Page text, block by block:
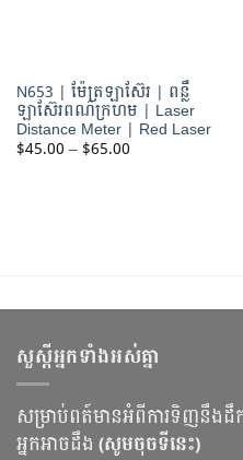
N653 | ម៉ែត្រឡាស៊ែរ | ពន្លឺ
ឡាស៊ែរពណ៌ក្រហម | Laser
Distance Meter | Red Laser
$45.00 –$65.00Price
range:
សួស្ដីអ្នកទាំងអស់គ្នា
សម្រាប់ពត៍មានអំពីការទិញនឹង
អ្នកអាចដឹង (សូមចុចទីនេះ)